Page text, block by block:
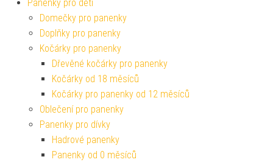
Panenky pro děti
Domečky pro panenky
Doplňky pro panenky
Kočárky pro panenky
Dřevěné kočárky pro panenky
Kočárky od 18 měsíců
Kočárky pro panenky od 12 měsíců
Oblečení pro panenky
Panenky pro dívky
Hadrové panenky
Panenky od 0 měsíců